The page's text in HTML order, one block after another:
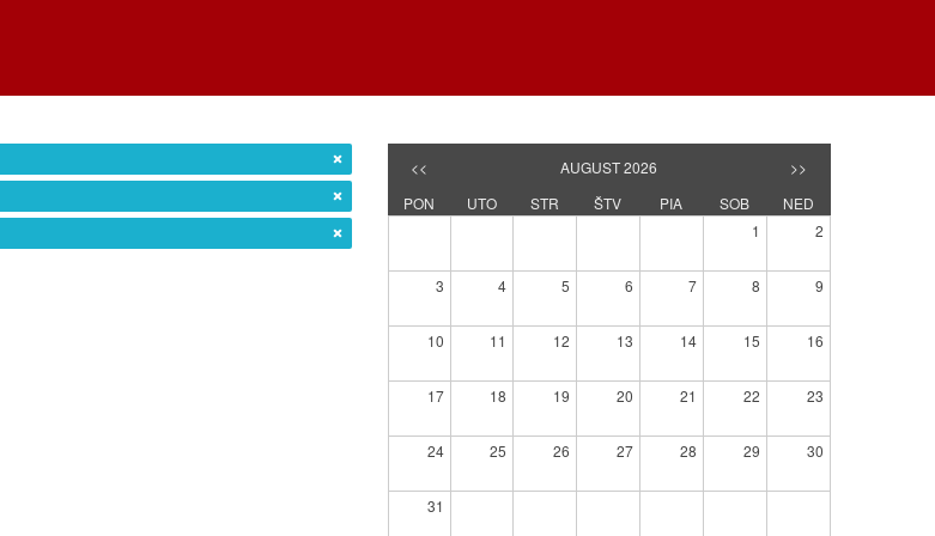
<< AUGUST 2026
>>
PON
UTO STR ŠTV PIA SOB
NED
1
2
3 4 5 6 7 8 9
10 11 12 13 14 15 16
17 18 19 20 21 22 23
24 25 26 27 28 29 30
31